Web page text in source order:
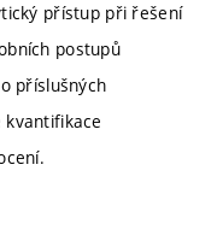
přístup při řešení
postupů
příslušných
kvantifikace